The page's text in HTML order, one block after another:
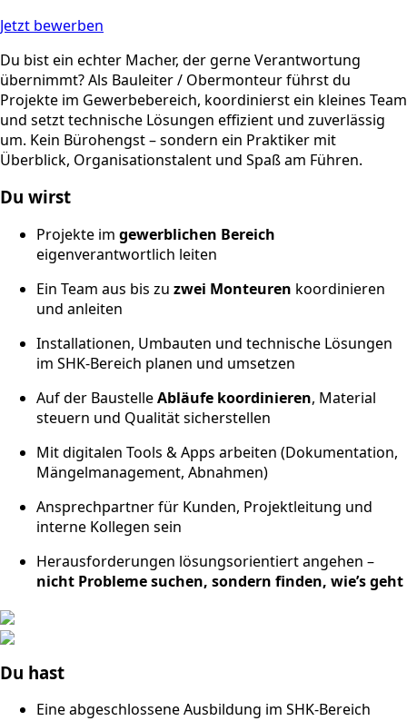
Jetzt bewerben
Du bist ein echter Macher, der gerne Verantwortung
übernimmt? Als Bauleiter / Obermonteur führst du
Projekte im Gewerbebereich, koordinierst ein kleines Team
und setzt technische Lösungen effizient und zuverlässig
um. Kein Bürohengst – sondern ein Praktiker mit
Überblick, Organisationstalent und Spaß am Führen.
Du wirst
Projekte im gewerblichen Bereich
eigenverantwortlich leiten
Ein Team aus bis zu zwei Monteuren koordinieren
und anleiten
Installationen, Umbauten und technische Lösungen
im SHK-Bereich planen und umsetzen
Auf der BaustelleAbläufe koordinieren, Material
steuern und Qualität sicherstellen
Mit digitalen Tools & Apps arbeiten (Dokumentation,
Mängelmanagement, Abnahmen)
Ansprechpartner für Kunden, Projektleitung und
interne Kollegen sein
Herausforderungen lösungsorientiert angehen –
nicht Probleme suchen, sondern finden, wie’s geht
Du hast
Eine abgeschlossene Ausbildung im SHK-Bereich